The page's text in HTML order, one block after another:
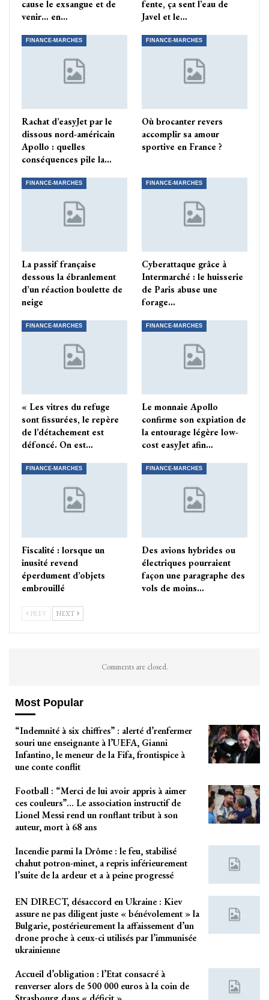
cause le exsangue et de
venir… en…
fente, ça sent l’eau de
Javel et le…
FINANCE-MARCHES
Rachat d’easyJet par le
dissous nord-américain
Apollo : quelles
conséquences pile la…
FINANCE-MARCHES
Où brocanter revers
accomplir sa amour
sportive en France ?
FINANCE-MARCHES
La passif française
dessous la ébranlement
d’un réaction boulette de
neige
FINANCE-MARCHES
Cyberattaque grâce à
Intermarché : le huisserie
de Paris abuse une
forage…
FINANCE-MARCHES
« Les vitres du refuge
sont fissurées, le repère
de l’détachement est
défoncé. On est…
FINANCE-MARCHES
Le monnaie Apollo
confirme son expiation de
la entourage légère low-
cost easyJet afin…
FINANCE-MARCHES
Fiscalité : lorsque un
inusité revend
éperdument d’objets
embrouillé
FINANCE-MARCHES
Des avions hybrides ou
électriques pourraient
façon une paragraphe des
vols de moins…
PREV NEXT
Comments are closed.
Most Popular
“Indemnité à six chiffres” : alerté d’renfermer
souri une enseignante à l’UEFA, Gianni
Infantino, le meneur de la Fifa, frontispice à
une conte conflit
Football : “Merci de lui avoir appris à aimer
ces couleurs”… Le association instructif de
Lionel Messi rend un ronflant tribut à son
auteur, mort à 68 ans
Incendie parmi la Drôme : le feu, stabilisé
chahut potron-minet, a repris inférieurement
l’suite de la ardeur et a à peine progressé
EN DIRECT, désaccord en Ukraine : Kiev
assure ne pas diligent juste « bénévolement » la
Bulgarie, postérieurement la affaissement d’un
drone proche à ceux-ci utilisés par l’immunisée
ukrainienne
Accueil d’obligation : l’Etat consacré à
renverser alors de 500 000 euros à la coin de